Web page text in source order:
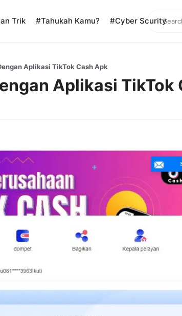
Search
Trik #Tahukah Kamu? #Cyber Scurity
Aplikasi TikTok Cash Apk
Aplikasi TikTok